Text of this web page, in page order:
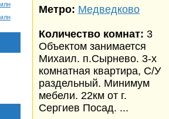
Метро: Медведково
Количество комнат: 3
Объектом занимается
Михаил. п.Сырнево. 3-х
комнатная квартира, С/У
раздельный. Минимум
мебели. 22км от г.
Сергиев Посад. ...